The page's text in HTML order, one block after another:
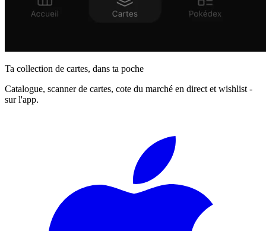
Ta collection de cartes, dans ta poche
Catalogue, scanner de cartes, cote du marché en direct et wishlist -
sur l'app.